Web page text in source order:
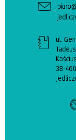
ul. Gen.
38-460